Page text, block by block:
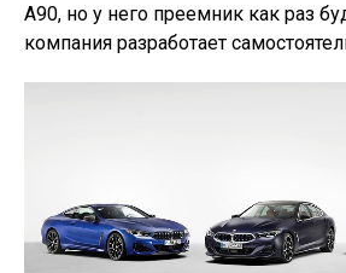
A90, но у него преемник как раз
компания разработает